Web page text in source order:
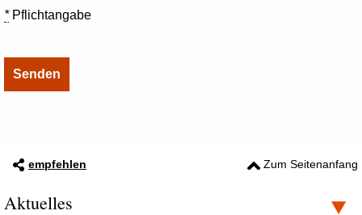
*Pflichtangabe
empfehlen Zum Seitenanfang
Aktuelles